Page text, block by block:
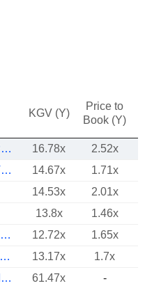
KGV (Y)
Price to
Book (Y)
TOYOTA TSUSHO CORPORATION 16.78x
2.52x
MITSUBISHI CORPORATION
14.67x
1.71x
14.53x
2.01x
13.8x
1.46x
SUMITOMO CORPORATION
12.72x
1.65x
MARUBENI CORPORATION
13.17x
1.7x
ADANI ENTERPRISES LIMITED
61.47x
-